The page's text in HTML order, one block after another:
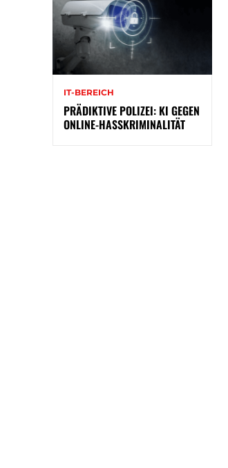
IT-BEREICH
PRÄDIKTIVE POLIZEI: KI GEGEN
ONLINE-HASSKRIMINALITÄT